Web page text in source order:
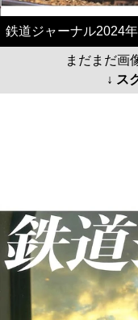
鉄道ジャーナル2024
まだまだ画
↓ ス